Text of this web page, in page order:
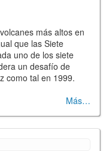
más altos en
que las Siete
uno de los siete
un desafío de
como tal en 1999.
Más